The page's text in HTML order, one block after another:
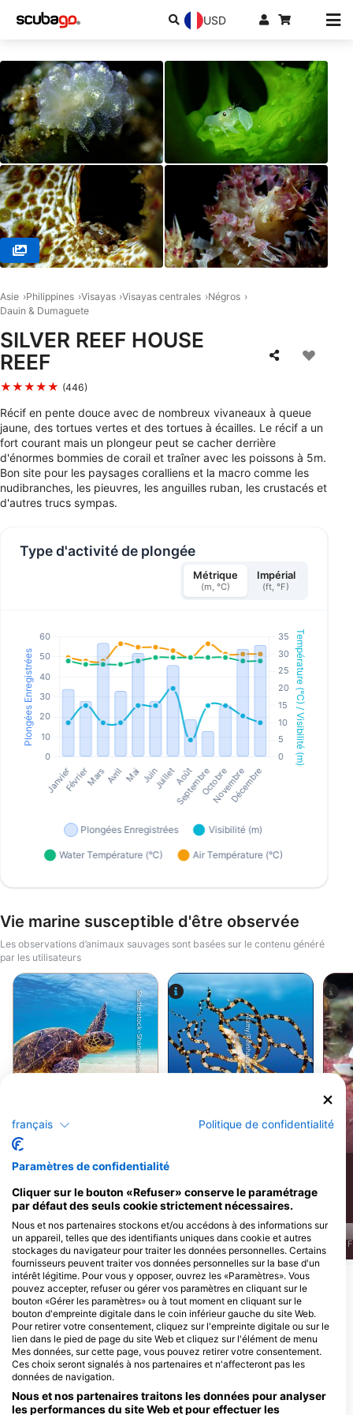
USD
Asie Philippines Visayas Visayas centrales
Négros
Dauin & Dumaguete
SILVER REEF HOUSE
REEF
★★★★★ (446)
Récif en pente douce avec de nombreux vivaneaux à queue
jaune, des tortues vertes et des tortues à écailles. Le récif a un
fort courant mais un plongeur peut se cacher derrière
d'énormes bommies de corail et traîner avec les poissons à 5m.
Bon site pour les paysages coralliens et la macro comme les
nudibranches, les pieuvres, les anguilles ruban, les crustacés et
d'autres trucs sympas.
Type d'activité de plongée
Métrique
(m, °C)
Impérial
(ft, °F)
Vie marine susceptible d'être observée
Les observations d’animaux sauvages sont basées sur le contenu généré
par les utilisateurs
Shutterstock-Shane Myers Photography
J F M A M J J A S O N D
Alamy/Reinhard Dirscherl
J F M A M J J A S O N D
F
Afficher plus d'animaux
Centres de plongée desservant ce site
de plongée
LA TORTUE DIVE CENTER
Masaplod Norte, dauin, 6217 Dauin,
Silver Reef Dive Resort Dauin,
français Politique de confidentialité
Paramètres de confidentialité
Cliquer sur le bouton «Refuser» conserve le paramétrage
par défaut des seuls cookie strictement nécessaires.
Nous et nos partenaires stockons et/ou accédons à des informations sur
un appareil, telles que des identifiants uniques dans cookie et autres
stockages du navigateur pour traiter les données personnelles. Certains
fournisseurs peuvent traiter vos données personnelles sur la base d'un
intérêt légitime. Pour vous y opposer, ouvrez les «Paramètres». Vous
pouvez accepter, refuser ou gérer vos paramètres en cliquant sur le
bouton «Gérer les paramètres» ou à tout moment en cliquant sur le
bouton d'empreinte digitale dans le coin inférieur gauche du site Web.
Pour retirer votre consentement, cliquez sur l'empreinte digitale ou sur le
lien dans le pied de page du site Web et cliquez sur l'élément de menu
Mes données, sur cette page, vous pouvez retirer votre consentement.
Ces choix seront signalés à nos partenaires et n'affecteront pas les
données de navigation.
Nous et nos partenaires traitons les données pour analyser
les performances du site Web et pour effectuer les